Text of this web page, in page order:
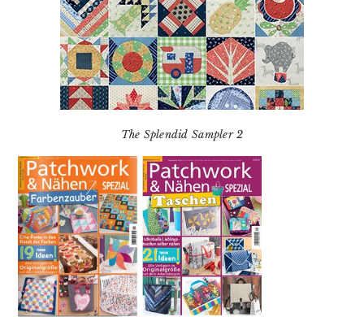
The Splendid Sampler 2